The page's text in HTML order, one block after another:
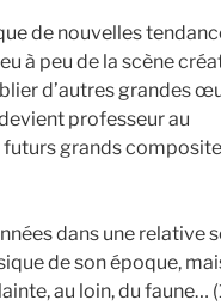
de nouvelles
à peu de la scène
d’autres grandes
professeur au
futurs grands
dans une relative
de son époque,
au loin, du faune…